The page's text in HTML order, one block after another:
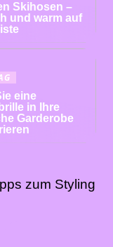
Skihosen –
und warm auf
eine
in Ihre
Garderobe
zum Styling